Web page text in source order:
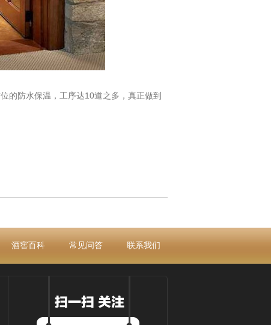
防水保温，工序达10道之多，真正做到
酒窖百科 常见问答 联系我们